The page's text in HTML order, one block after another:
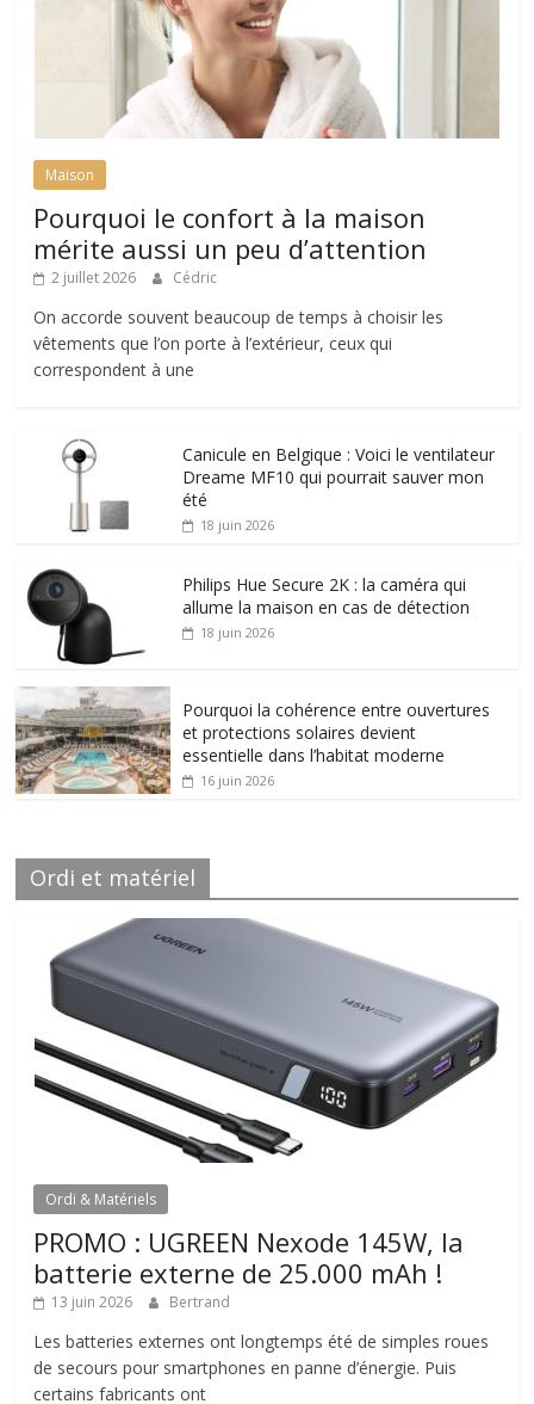
Maison
Pourquoi le confort à la maison
mérite aussi un peu d’attention
2 juillet 2026 Cédric
On accorde souvent beaucoup de temps à choisir les
vêtements que l’on porte à l’extérieur, ceux qui
correspondent à une
Canicule en Belgique : Voici le ventilateur
Dreame MF10 qui pourrait sauver mon
été
18 juin 2026
Philips Hue Secure 2K : la caméra qui
allume la maison en cas de détection
18 juin 2026
Pourquoi la cohérence entre ouvertures
et protections solaires devient
essentielle dans l’habitat moderne
16 juin 2026
Ordi et matériel
Ordi & Matériels
PROMO : UGREEN Nexode 145W, la
batterie externe de 25.000 mAh !
13 juin 2026 Bertrand
Les batteries externes ont longtemps été de simples roues
de secours pour smartphones en panne d’énergie. Puis
certains fabricants ont